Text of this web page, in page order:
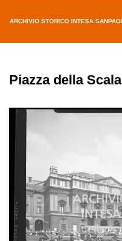
ARCHIVIO STORICO INTESA
Piazza della